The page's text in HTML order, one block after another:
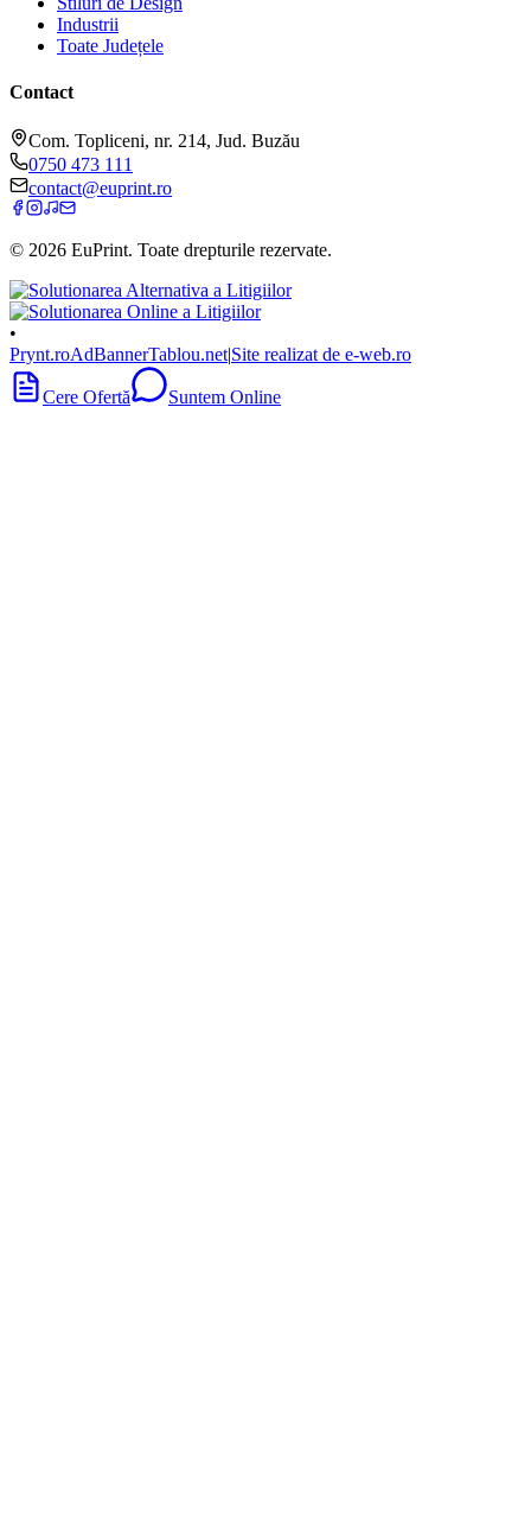
Industrii
Toate Județele
Contact
Com. Topliceni, nr. 214, Jud. Buzău
0750 473 111
contact@euprint.ro
© 2026 EuPrint. Toate drepturile rezervate.
•
Prynt.roAdBannerTablou.net|Site realizat de e-web.ro
Cere Ofertă Suntem Online